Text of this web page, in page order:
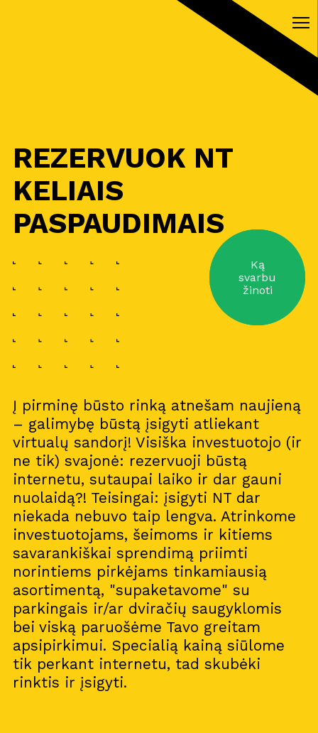
REZERVUOK NT
KELIAIS
PASPAUDIMAIS
Į pirminę būsto rinką atnešam naujieną
– galimybę būstą įsigyti atliekant
virtualų sandorį! Visiška investuotojo (ir
ne tik) svajonė: rezervuoji būstą
internetu, sutaupai laiko ir dar gauni
nuolaidą?! Teisingai: įsigyti NT dar
niekada nebuvo taip lengva. Atrinkome
investuotojams, šeimoms ir kitiems
savarankiškai sprendimą priimti
norintiems pirkėjams tinkamiausią
asortimentą, "supaketavome" su
parkingais ir/ar dviračių saugyklomis
bei viską paruošėme Tavo greitam
apsipirkimui. Specialią kainą siūlome
tik perkant internetu, tad skubėki
rinktis ir įsigyti.
Ką
svarbu
žinoti